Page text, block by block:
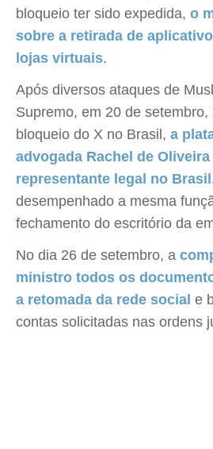
bloqueio ter sido expedida, o
sobre a retirada de
lojas virtuais.
Após diversos ataques de
Supremo, em 20 de
bloqueio do X no Brasil, a
advogada Rachel de
representante legal no Brasil
desempenhado a mesma
fechamento do escritório da
No dia 26 de setembro, a
ministro todos os
a retomada da rede social e
contas solicitadas nas ordens